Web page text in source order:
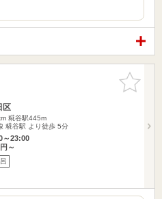
お気に入
りに追加
区
糀谷駅445m
糀谷駅 より徒歩 5分
～23:00
～